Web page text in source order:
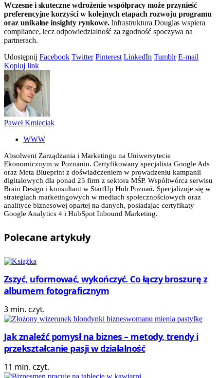
Wczesne i skuteczne wdrożenie współpracy może przynieść
preferencyjne korzyści w kolejnych etapach rozwoju programu
oraz unikalne insighty rynkowe.Infrastruktura Douglas wspiera
compliance, lecz odpowiedzialność za zgodność spoczywa na
partnerach.
Udostępnij Facebook Twitter Pinterest LinkedIn Tumblr E-mail
Kopiuj link
Paweł Kmieciak
WWW
Absolwent Zarządzania i Marketingu na Uniwersytecie
Ekonomicznym w Poznaniu. Certyfikowany specjalista Google Ads
oraz Meta Blueprint z doświadczeniem w prowadzeniu kampanii
digitalowych dla ponad 25 firm z sektora MŚP. Współtwórca serwisu
Brain Design i konsultant w StartUp Hub Poznań. Specjalizuje się w
strategiach marketingowych w mediach społecznościowych oraz
analityce biznesowej opartej na danych, posiadając certyfikaty
Google Analytics 4 i HubSpot Inbound Marketing.
Polecane artykuły
Zszyć, uformować, wykończyć. Co łączy broszurę z
albumem fotograficznym
3 min. czyt.
Jak znaleźć pomysł na biznes – metody, trendy i
przekształcanie pasji w działalność
11 min. czyt.